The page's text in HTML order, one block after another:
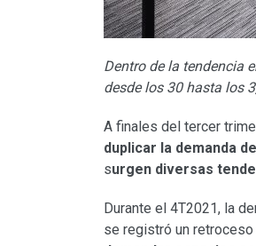
Dentro de la tendencia
desde los 30 hasta los
A finales del tercer
duplicar la demanda
surgen diversas
Durante el 4T2021, la
se registró un